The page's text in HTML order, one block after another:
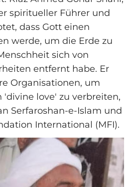
spiritueller Führer und
dass Gott einen
werde, um die Erde zu
sich von
entfernt habe. Er
Organisationen, um
'divine love' zu verbreiten,
Serfaroshan-e-Islam und
International (MFI).